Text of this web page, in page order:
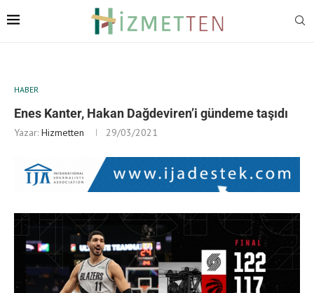
HABER
Enes Kanter, Hakan Dağdeviren’i gündeme taşıdı
Yazar: Hizmetten 29/03/2021